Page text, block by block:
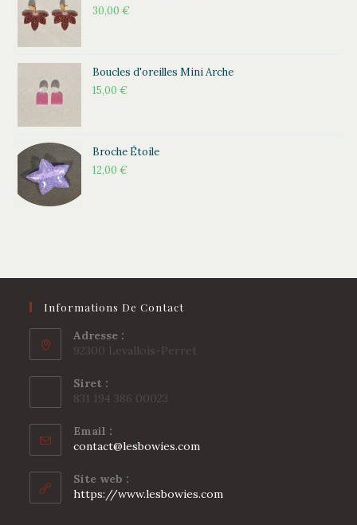
30,00€
Boucles d'oreilles Mini Arche
15,00€
Broche Étoile
12,00€
Informations De Contact
Adresse :
92300 Levallois-Perret
Siret :
831 194 386 00023
Email :
contact@lesbowies.com
Site web :
https://www.lesbowies.com